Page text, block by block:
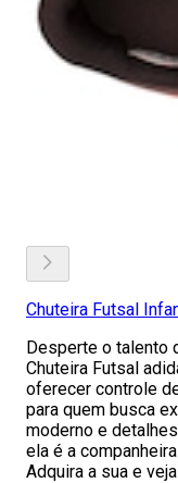
Chuteira Futsal
Desperte o talento
Chuteira Futsal
oferecer controle
para quem busca
moderno e
ela é a
Adquira a sua e